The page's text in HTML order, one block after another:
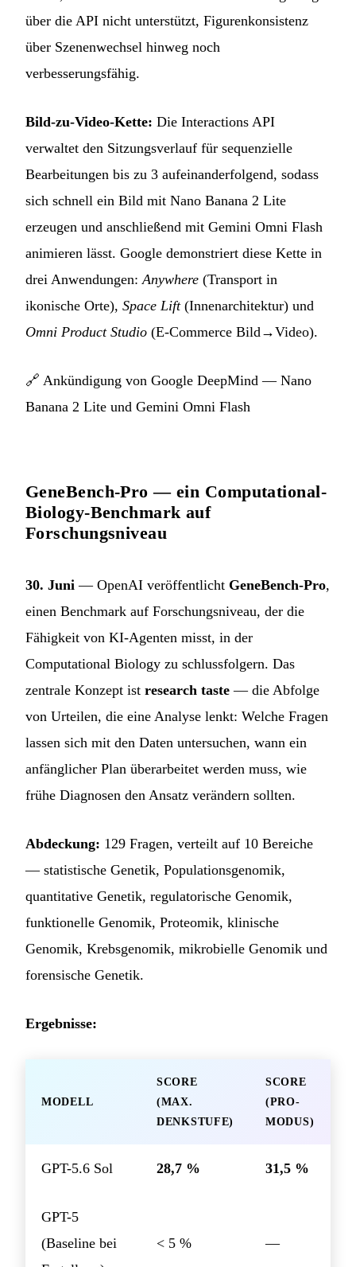
über die API nicht unterstützt, Figurenkonsistenz
über Szenenwechsel hinweg noch
verbesserungsfähig.
Bild-zu-Video-Kette: Die Interactions API
verwaltet den Sitzungsverlauf für sequenzielle
Bearbeitungen bis zu 3 aufeinanderfolgend, sodass
sich schnell ein Bild mit Nano Banana 2 Lite
erzeugen und anschließend mit Gemini Omni Flash
animieren lässt. Google demonstriert diese Kette in
drei Anwendungen:Anywhere (Transport in
ikonische Orte), Space Lift(Innenarchitektur) und
Omni Product Studio (E-Commerce Bild→Video).
🔗 Ankündigung von Google DeepMind — Nano
Banana 2 Lite und Gemini Omni Flash
GeneBench-Pro — ein Computational-
Biology-Benchmark auf
Forschungsniveau
30. Juni — OpenAI veröffentlicht GeneBench-Pro,
einen Benchmark auf Forschungsniveau, der die
Fähigkeit von KI-Agenten misst, in der
Computational Biology zu schlussfolgern. Das
zentrale Konzept ist research taste — die Abfolge
von Urteilen, die eine Analyse lenkt: Welche Fragen
lassen sich mit den Daten untersuchen, wann ein
anfänglicher Plan überarbeitet werden muss, wie
frühe Diagnosen den Ansatz verändern sollten.
Abdeckung: 129 Fragen, verteilt auf 10 Bereiche
— statistische Genetik, Populationsgenomik,
quantitative Genetik, regulatorische Genomik,
funktionelle Genomik, Proteomik, klinische
Genomik, Krebsgenomik, mikrobielle Genomik und
forensische Genetik.
Ergebnisse:
MODELL
SCORE
(MAX.
DENKSTUFE)
SCORE
(PRO-
MODUS)
GPT-5.6 Sol 28,7 % 31,5 %
GPT-5
(Baseline bei
< 5 % —